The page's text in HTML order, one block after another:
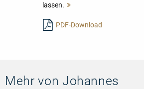
lassen.
PDF-Download
Mehr von Johannes